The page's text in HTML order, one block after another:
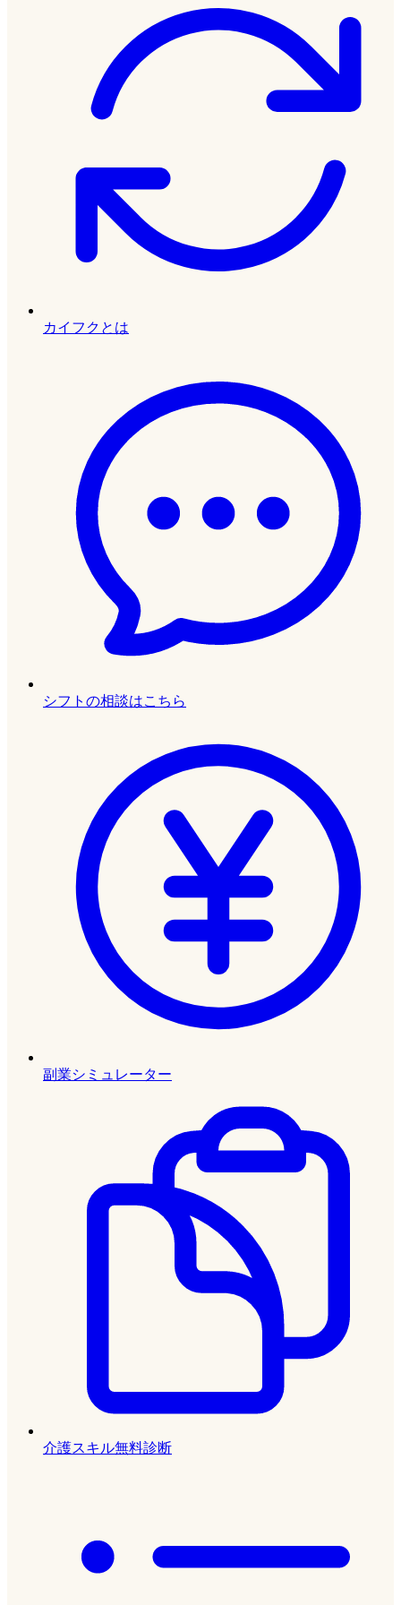
カイフクとは
シフトの相談はこちら
副業シミュレーター
介護スキル無料診断